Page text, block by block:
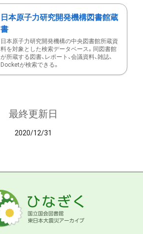
日本原子力研究開発機構図書館蔵
書
日本原子力研究開発機構の中央図書館所蔵資
料を対象とした検索データベース。同図書館
が所蔵する図書、レポート、会議資料、雑誌、
Docketが検索できる。
最終更新日
2020/12/31